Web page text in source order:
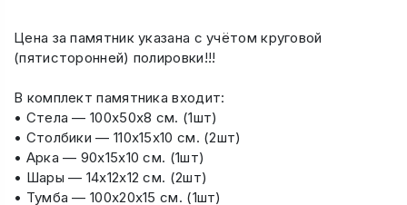
Цена за памятник указана с учётом круговой
(пятисторонней) полировки!!!
В комплект памятника входит:
• Стела — 100х50х8 см. (1шт)
• Столбики — 110х15х10 см. (2шт)
• Арка — 90х15х10 см. (1шт)
• Шары — 14х12х12 см. (2шт)
• Тумба — 100х20х15 см. (1шт)